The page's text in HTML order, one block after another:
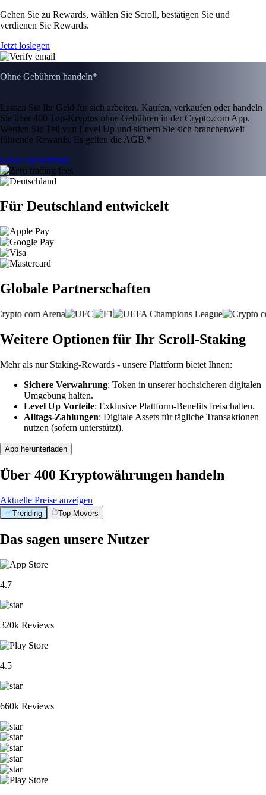
Gehen Sie zu Rewards, wählen Sie Scroll, bestätigen Sie und
verdienen Sie Rewards.
Jetzt loslegen
Ohne Gebühren handeln*
Lassen Sie Ihr Geld für sich arbeiten. Kaufen, verkaufen oder handeln
Sie über 400 Top-Kryptos ohne Gebühren in der Crypto.com App.
Werden Sie Teil von Level Up und sichern Sie sich branchenweit
führende Rewards. Es gelten die AGB.*
Level Up beitreten
Für Deutschland entwickelt
Globale Partnerschaften
Weitere Optionen für Ihr Scroll-Staking
Mehr als nur Staking-Rewards - unsere Plattform bietet Ihnen:
Sichere Verwahrung: Token in unserer hochsicheren digitalen
Umgebung halten.
Level Up Vorteile: Exklusive Plattform-Benefits freischalten.
Alltags-Zahlungen: Digitale Assets für tägliche Transaktionen
nutzen (sofern unterstützt).
App herunterladen
Über 400 Kryptowährungen handeln
Aktuelle Preise anzeigen
Trending Top Movers
Das sagen unsere Nutzer
4.7
320k Reviews
4.5
660k Reviews